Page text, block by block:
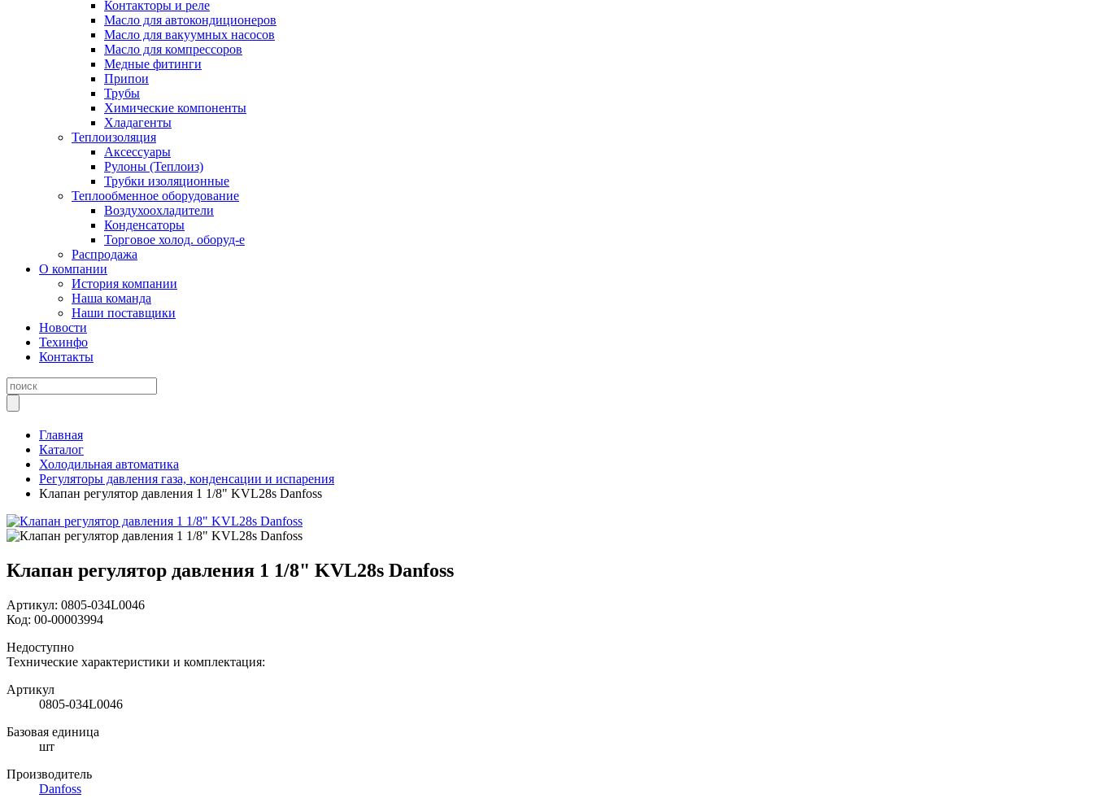
Контакторы и реле
Масло для автокондиционеров
Масло для вакуумных насосов
Масло для компрессоров
Медные фитинги
Припои
Трубы
Химические компоненты
Хладагенты
Теплоизоляция
Аксессуары
Рулоны (Теплоиз)
Трубки изоляционные
Теплообменное оборудование
Воздухоохладители
Конденсаторы
Торговое холод. оборуд-е
Распродажа
О компании
История компании
Наша команда
Наши поставщики
Новости
Техинфо
Контакты
Главная
Каталог
Холодильная автоматика
Регуляторы давления газа, конденсации и испарения
Клапан регулятор давления 1 1/8" KVL28s Danfoss
Клапан регулятор давления 1 1/8" KVL28s Danfoss
Артикул: 0805-034L0046
Код: 00-00003994
Недоступно
Технические характеристики и комплектация:
Артикул
0805-034L0046
Базовая единица
шт
Производитель
Danfoss